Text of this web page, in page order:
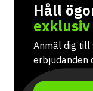
Håll
exklusiv
Anmäl dig till
erbjudanden